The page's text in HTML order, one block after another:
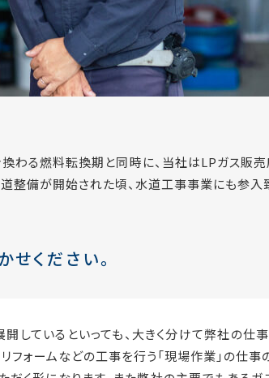
わる燃料転換期と同時に、当社はLPガス販
整備が開始された頃、水道工事事業にも参入
ください。
しているといっても、大きく分けて弊社の仕
リフォームなどの工事を行う「現場作業」の仕事